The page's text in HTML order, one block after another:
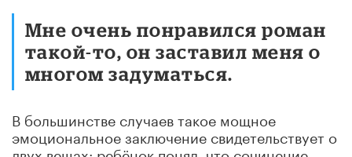
Мне очень понравился роман
такой-то, он заставил меня о
многом задуматься.
В большинстве случаев такое мощное
эмоциональное заключение свидетельствует о